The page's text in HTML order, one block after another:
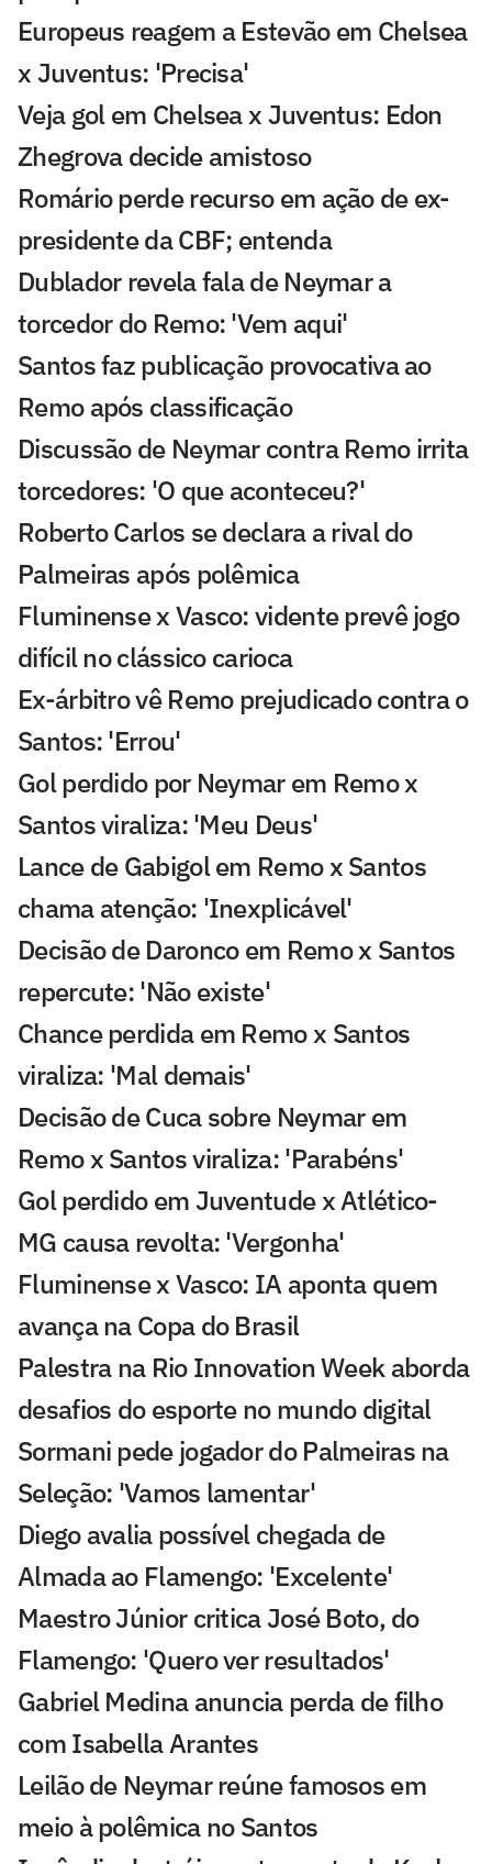
Europeus reagem a Estevão em Chelsea
x Juventus: 'Precisa'
Veja gol em Chelsea x Juventus: Edon
Zhegrova decide amistoso
Romário perde recurso em ação de ex-
presidente da CBF; entenda
Dublador revela fala de Neymar a
torcedor do Remo: 'Vem aqui'
Santos faz publicação provocativa ao
Remo após classificação
Discussão de Neymar contra Remo irrita
torcedores: 'O que aconteceu?'
Roberto Carlos se declara a rival do
Palmeiras após polêmica
Fluminense x Vasco: vidente prevê jogo
difícil no clássico carioca
Ex-árbitro vê Remo prejudicado contra o
Santos: 'Errou'
Gol perdido por Neymar em Remo x
Santos viraliza: 'Meu Deus'
Lance de Gabigol em Remo x Santos
chama atenção: 'Inexplicável'
Decisão de Daronco em Remo x Santos
repercute: 'Não existe'
Chance perdida em Remo x Santos
viraliza: 'Mal demais'
Decisão de Cuca sobre Neymar em
Remo x Santos viraliza: 'Parabéns'
Gol perdido em Juventude x Atlético-
MG causa revolta: 'Vergonha'
Fluminense x Vasco: IA aponta quem
avança na Copa do Brasil
Palestra na Rio Innovation Week aborda
desafios do esporte no mundo digital
Sormani pede jogador do Palmeiras na
Seleção: 'Vamos lamentar'
Diego avalia possível chegada de
Almada ao Flamengo: 'Excelente'
Maestro Júnior critica José Boto, do
Flamengo: 'Quero ver resultados'
Gabriel Medina anuncia perda de filho
com Isabella Arantes
Leilão de Neymar reúne famosos em
meio à polêmica no Santos